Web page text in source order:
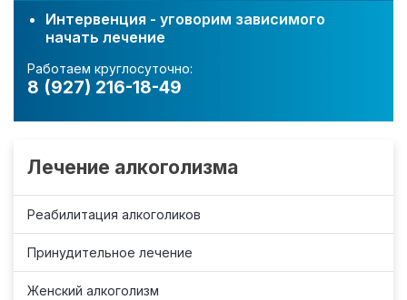
Интервенция - уговорим зависимого
начать лечение
Работаем круглосуточно:
8 (927) 216-18-49
Лечение алкоголизма
Реабилитация алкоголиков
Принудительное лечение
Женский алкоголизм